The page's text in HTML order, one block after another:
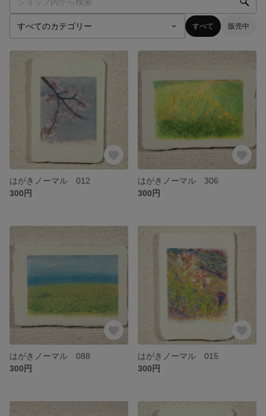
すべて 販売中
はがきノーマル 012
300円
はがきノーマル 306
300円
はがきノーマル 088
300円
はがきノーマル 015
300円